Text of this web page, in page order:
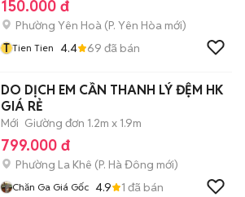
150.000 đ
Phường Yên Hoà (P. Yên Hòa mới)
T Tien Tien 4.4 69 đã bán
DO DỊCH EM CẦN THANH LÝ ĐỆM HK
GIÁ RẺ
Mới Giường đơn 1.2m x 1.9m
799.000 đ
Phường La Khê (P. Hà Đông mới)
Chăn Ga Giá Gốc 4.9 1 đã bán